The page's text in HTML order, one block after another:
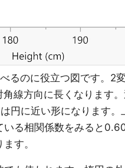
るのに役立つ図です。2
角線方向に長くなります
円に近い形になります
る相関係数をみると
す。